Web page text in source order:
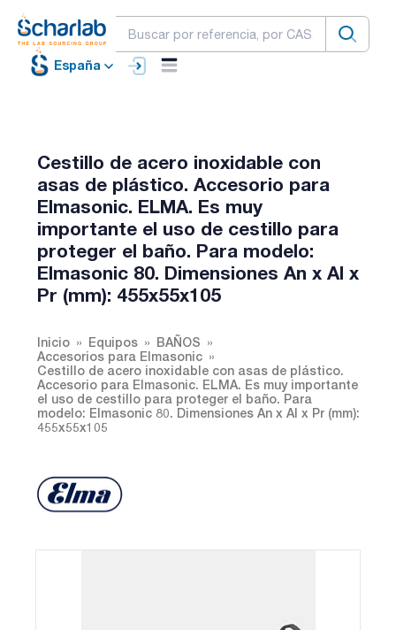
España
Cestillo de acero inoxidable con
asas de plástico. Accesorio para
Elmasonic. ELMA. Es muy
importante el uso de cestillo para
proteger el baño. Para modelo:
Elmasonic 80. Dimensiones An x Al x
Pr (mm): 455x55x105
Inicio Equipos
BAÑOS
Accesorios para Elmasonic
Cestillo de acero inoxidable con asas de plástico.
Accesorio para Elmasonic. ELMA. Es muy importante
el uso de cestillo para proteger el baño. Para
modelo: Elmasonic 80. Dimensiones An x Al x Pr (mm):
455x55x105